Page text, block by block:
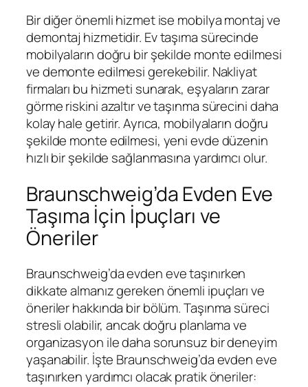
Bir diğer önemli hizmet ise mobilya montaj ve
demontaj hizmetidir. Ev taşıma sürecinde
mobilyaların doğru bir şekilde monte edilmesi
ve demonte edilmesi gerekebilir. Nakliyat
firmaları bu hizmeti sunarak, eşyaların zarar
görme riskini azaltır ve taşınma sürecini daha
kolay hale getirir. Ayrıca, mobilyaların doğru
şekilde monte edilmesi, yeni evde düzenin
hızlı bir şekilde sağlanmasına yardımcı olur.
Braunschweig’da Evden Eve
Taşıma İçin İpuçları ve
Öneriler
Braunschweig’da evden eve taşınırken
dikkate almanız gereken önemli ipuçları ve
öneriler hakkında bir bölüm. Taşınma süreci
stresli olabilir, ancak doğru planlama ve
organizasyon ile daha sorunsuz bir deneyim
yaşanabilir. İşte Braunschweig’da evden eve
taşınırken yardımcı olacak pratik öneriler: